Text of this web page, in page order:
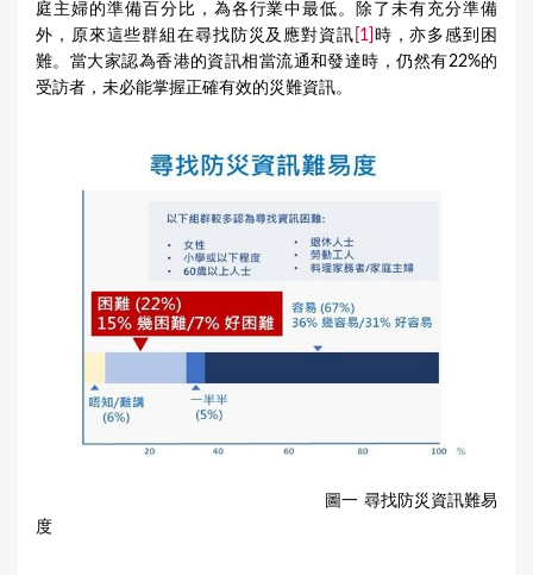
庭主婦的準備百分比，為各行業中最低。除了未有充分準備
外，原來這些群組在尋找防災及應對資訊 [1] 時，亦多感到困
難。當大家認為香港的資訊相當流通和發達時，仍然有22%的
受訪者，未必能掌握正確有效的災難資訊。
圖一 尋找防災資訊難易
度